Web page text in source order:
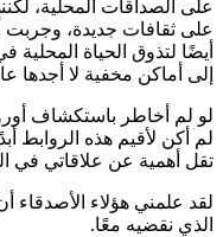
على الصداقات المحلية،
على ثقافات جديدة، وجربت
أيضًا لتذوق الحياة
إلى أماكن مخفية لا أجدها
لو لم أخاطر باستكشاف
لم أكن لأقيم هذه الروابط
تقل أهمية عن علاقاتي في
لقد علمني هؤلاء الأصدقاء
الذي نقضيه معًا.